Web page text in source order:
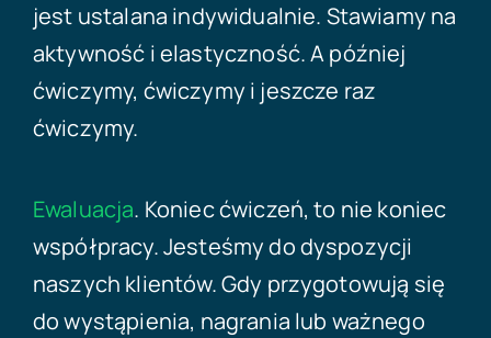
jest ustalana indywidualnie. Stawiamy na
aktywność i elastyczność. A później
ćwiczymy, ćwiczymy i jeszcze raz
ćwiczymy.
Ewaluacja. Koniec ćwiczeń, to nie koniec
współpracy. Jesteśmy do dyspozycji
naszych klientów. Gdy przygotowują się
do wystąpienia, nagrania lub ważnego